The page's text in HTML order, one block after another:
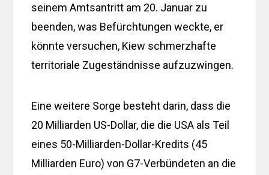
seinem Amtsantritt am 20. Januar zu
beenden, was Befürchtungen weckte, er
könnte versuchen, Kiew schmerzhafte
territoriale Zugeständnisse aufzuzwingen.
Eine weitere Sorge besteht darin, dass die
20 Milliarden US-Dollar, die die USA als Teil
eines 50-Milliarden-Dollar-Kredits (45
Milliarden Euro) von G7-Verbündeten an die